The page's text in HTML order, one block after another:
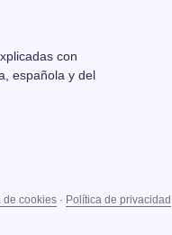
con
española y del
de cookies · Política de privacidad